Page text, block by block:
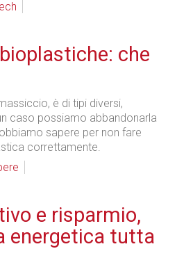
che
è di tipi diversi,
caso possiamo abbandonarla
sapere per non fare
correttamente.
e risparmio,
energetica tutta